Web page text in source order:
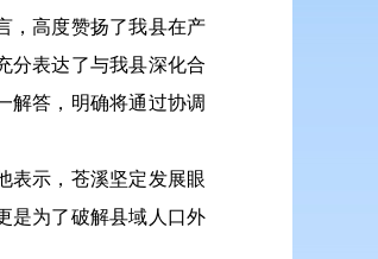
，高度赞扬了我县在产
分表达了与我县深化合
解答，明确将通过协调
表示，苍溪坚定发展眼
是为了破解县域人口外